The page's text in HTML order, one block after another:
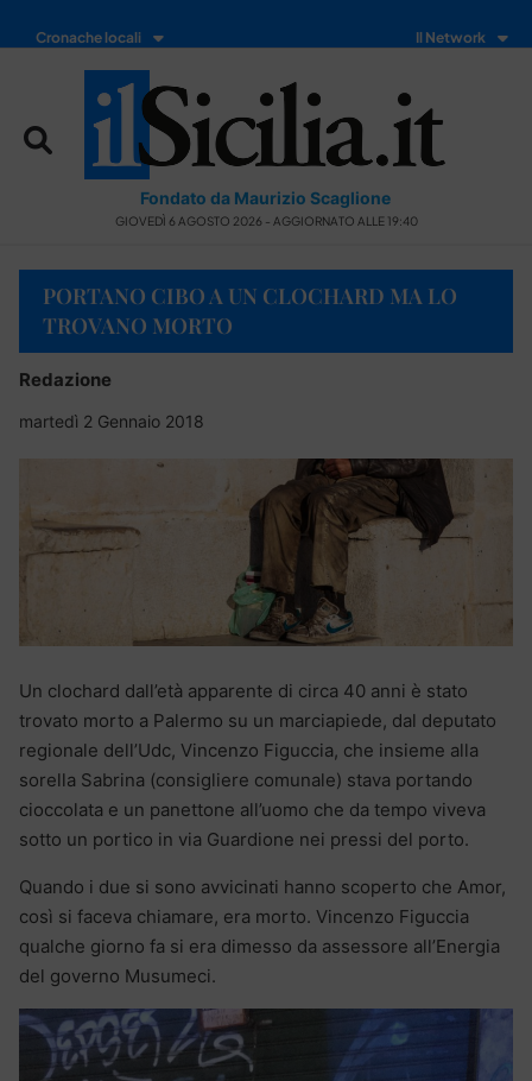
Cronache locali Il Network
Fondato da Maurizio Scaglione
GIOVEDÌ 6 AGOSTO 2026 - AGGIORNATO ALLE 19:40
PORTANO CIBO A UN CLOCHARD MA LO
TROVANO MORTO
Redazione
martedì 2 Gennaio 2018
Un clochard dall’età apparente di circa 40 anni è stato
trovato morto a Palermo su un marciapiede, dal deputato
regionale dell’Udc, Vincenzo Figuccia, che insieme alla
sorella Sabrina (consigliere comunale) stava portando
cioccolata e un panettone all’uomo che da tempo viveva
sotto un portico in via Guardione nei pressi del porto.
Quando i due si sono avvicinati hanno scoperto che Amor,
così si faceva chiamare, era morto. Vincenzo Figuccia
qualche giorno fa si era dimesso da assessore all’Energia
del governo Musumeci.